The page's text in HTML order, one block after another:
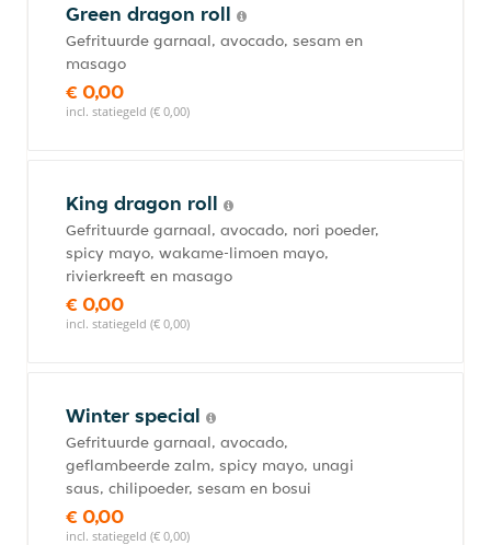
Green dragon roll
Gefrituurde garnaal, avocado, sesam en
masago
€ 0,00
incl. statiegeld (€ 0,00)
King dragon roll
Gefrituurde garnaal, avocado, nori poeder,
spicy mayo, wakame-limoen mayo,
rivierkreeft en masago
€ 0,00
incl. statiegeld (€ 0,00)
Winter special
Gefrituurde garnaal, avocado,
geflambeerde zalm, spicy mayo, unagi
saus, chilipoeder, sesam en bosui
€ 0,00
incl. statiegeld (€ 0,00)